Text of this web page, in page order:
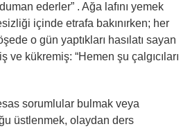
ederler” . Ağa lafını yemek
içinde etrafa bakınırken; her
o gün yaptıkları hasılatı sayan
ve kükremiş: “Hemen şu çalgıcıları
sorumlular bulmak veya
üstlenmek, olaydan ders